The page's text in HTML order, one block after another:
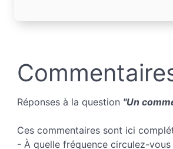
Réponses à la question "Un
Ces commentaires sont ici
- À quelle fréquence circulez-vous